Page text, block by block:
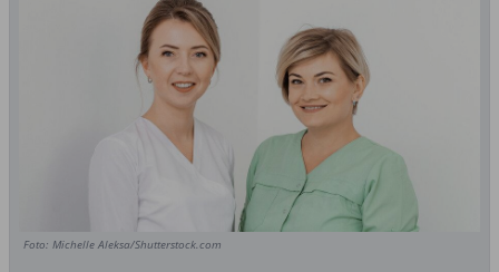
Foto: Michelle Aleksa/Shutterstock.com